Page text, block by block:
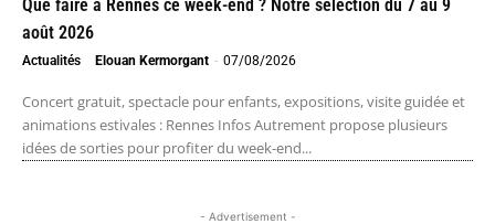
Que faire à Rennes ce week-end ? Notre sélection du 7 au 9
août 2026
Actualités Elouan Kermorgant - 07/08/2026
Concert gratuit, spectacle pour enfants, expositions, visite guidée et
animations estivales : Rennes Infos Autrement propose plusieurs
idées de sorties pour profiter du week-end...
- Advertisement -